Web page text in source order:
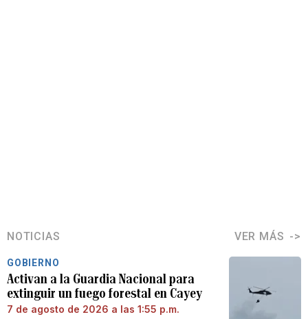
NOTICIAS VER MÁS
GOBIERNO
Activan a la Guardia Nacional para
extinguir un fuego forestal en Cayey
7 de agosto de 2026 a las 1:55 p.m.